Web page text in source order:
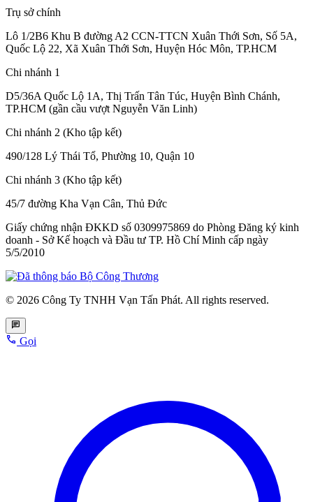
Trụ sở chính
Lô 1/2B6 Khu B đường A2 CCN-TTCN Xuân Thới Sơn, Số 5A,
Quốc Lộ 22, Xã Xuân Thới Sơn, Huyện Hóc Môn, TP.HCM
Chi nhánh 1
D5/36A Quốc Lộ 1A, Thị Trấn Tân Túc, Huyện Bình Chánh,
TP.HCM (gần cầu vượt Nguyễn Văn Linh)
Chi nhánh 2 (Kho tập kết)
490/128 Lý Thái Tổ, Phường 10, Quận 10
Chi nhánh 3 (Kho tập kết)
45/7 đường Kha Vạn Cân, Thủ Đức
Giấy chứng nhận ĐKKD số 0309975869 do Phòng Đăng ký kinh
doanh - Sở Kế hoạch và Đầu tư TP. Hồ Chí Minh cấp ngày
5/5/2010
© 2026 Công Ty TNHH Vạn Tấn Phát. All rights reserved.
Gọi